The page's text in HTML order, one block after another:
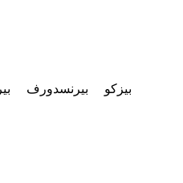
بيرنسدورف بيزكو